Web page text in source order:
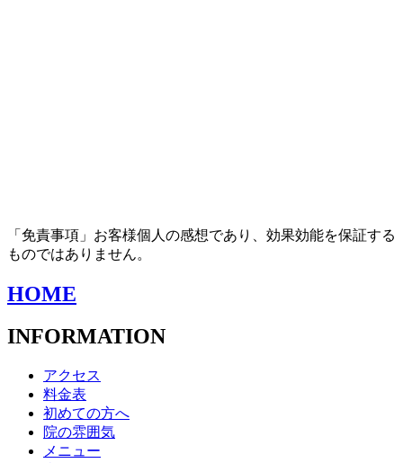
「免責事項」お客様個人の感想であり、効果効能を保証する
ものではありません。
HOME
INFORMATION
アクセス
料金表
初めての方へ
院の雰囲気
メニュー